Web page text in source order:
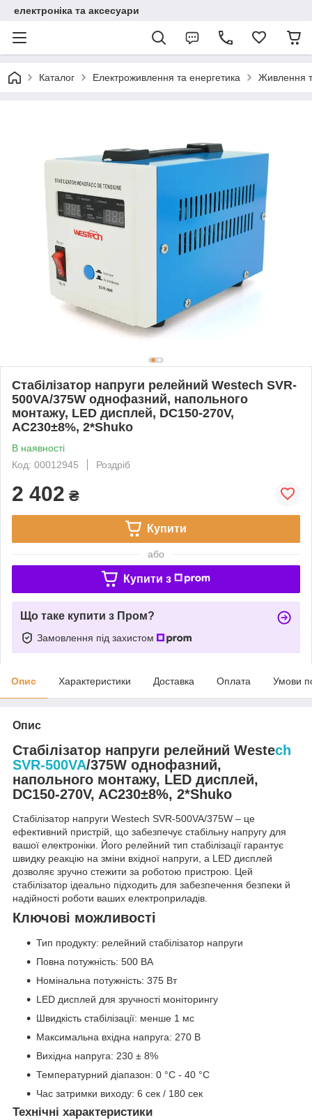
електроніка та аксесуари
Каталог Електроживлення та енергетика Живлення
Стабілізатор напруги релейний Westech SVR-
500VA/375W однофазний, напольного
монтажу, LED дисплей, DC150-270V,
AC230±8%, 2*Shuko
В наявності
Код: 00012945
Роздріб
2 402 ₴
Купити
або
Купити з
Що таке купити з Пром?
Замовлення під захистом
Опис Характеристики Доставка Оплата Умови
Опис
Стабілізатор напруги релейний Westech
SVR-500VA/375W однофазний,
напольного монтажу, LED дисплей,
DC150-270V, AC230±8%, 2*Shuko
Стабілізатор напруги Westech SVR-500VA/375W – це
ефективний пристрій, що забезпечує стабільну напругу для
вашої електроніки. Його релейний тип стабілізації гарантує
швидку реакцію на зміни вхідної напруги, а LED дисплей
дозволяє зручно стежити за роботою пристрою. Цей
стабілізатор ідеально підходить для забезпечення безпеки й
надійності роботи ваших електроприладів.
Ключові можливості
Тип продукту: релейний стабілізатор напруги
Повна потужність: 500 ВА
Номінальна потужність: 375 Вт
LED дисплей для зручності моніторингу
Швидкість стабілізації: менше 1 мс
Максимальна вхідна напруга: 270 В
Вихідна напруга: 230 ± 8%
Температурний діапазон: 0 °C - 40 °C
Час затримки виходу: 6 сек / 180 сек
Технічні характеристики